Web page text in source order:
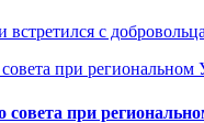
с
совета при